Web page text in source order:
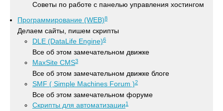
Советы по работе с панелью управления хостингом
Программирование (WEB)8
Делаем сайты, пишем скрипты
DLE (DataLife Engine)6
Все об этом замечательном движке
MaxSite CMS3
Все об этом замечательном движке блоге
SMF ( Simple Machines Forum )2
Все об этом замечательном форуме
Скрипты для автоматизации1